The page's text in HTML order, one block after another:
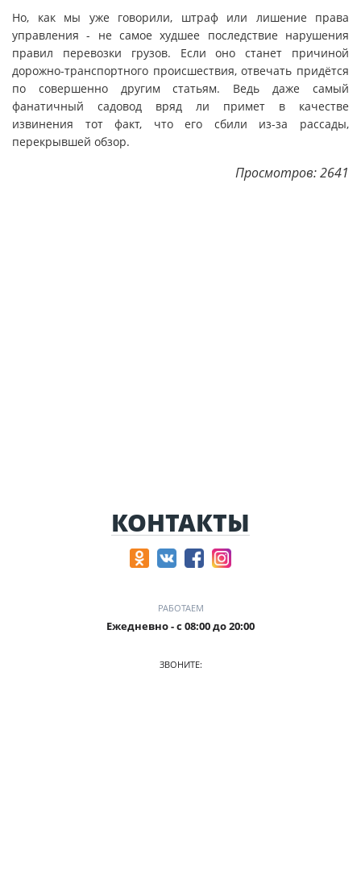
Но, как мы уже говорили, штраф или лишение права
управления - не самое худшее последствие нарушения
правил перевозки грузов. Если оно станет причиной
дорожно-транспортного происшествия, отвечать придётся
по совершенно другим статьям. Ведь даже самый
фанатичный садовод вряд ли примет в качестве
извинения тот факт, что его сбили из-за рассады,
перекрывшей обзор.
Просмотров: 2641
КОНТАКТЫ
РАБОТАЕМ
Ежедневно - с 08:00 до 20:00
ЗВОНИТЕ: